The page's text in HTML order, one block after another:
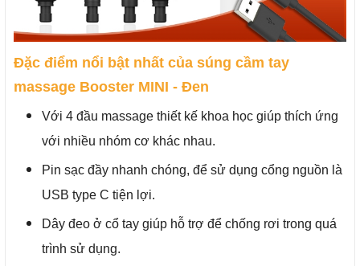
Đặc điểm nổi bật nhất của súng cầm tay
massage Booster MINI - Đen
Với 4 đầu massage thiết kế khoa học giúp thích ứng
với nhiều nhóm cơ khác nhau.
Pin sạc đầy nhanh chóng, để sử dụng cổng nguồn là
USB type C tiện lợi.
Dây đeo ở cổ tay giúp hỗ trợ để chống rơi trong quá
trình sử dụng.